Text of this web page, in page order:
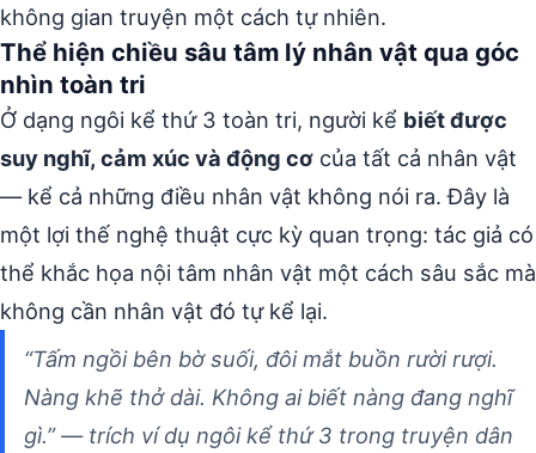
không gian truyện một cách tự nhiên.
Thể hiện chiều sâu tâm lý nhân vật qua góc
nhìn toàn tri
Ở dạng ngôi kể thứ 3 toàn tri, người kể biết được
suy nghĩ, cảm xúc và động cơ của tất cả nhân vật
— kể cả những điều nhân vật không nói ra. Đây là
một lợi thế nghệ thuật cực kỳ quan trọng: tác giả có
thể khắc họa nội tâm nhân vật một cách sâu sắc mà
không cần nhân vật đó tự kể lại.
“Tấm ngồi bên bờ suối, đôi mắt buồn rười rượi.
Nàng khẽ thở dài. Không ai biết nàng đang nghĩ
gì.” — trích ví dụ ngôi kể thứ 3 trong truyện dân